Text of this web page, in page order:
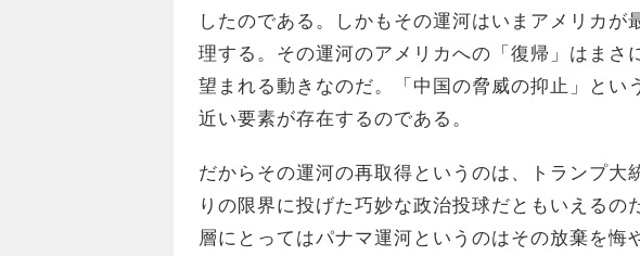
したのである。しかもその運河はいまアメリカが
理する。その運河のアメリカへの「復帰」はまさ
望まれる動きなのだ。「中国の脅威の抑止」とい
近い要素が存在するのである。
だからその運河の再取得というのは、トランプ大
りの限界に投げた巧妙な政治投球だともいえるの
層にとってはパナマ運河というのはその放棄を悔